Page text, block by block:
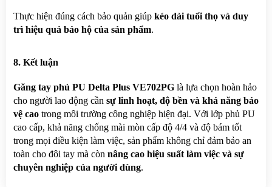
Thực hiện đúng cách bảo quản giúp kéo dài tuổi thọ và duy
trì hiệu quả bảo hộ của sản phẩm.
8. Kết luận
Găng tay phủ PU Delta Plus VE702PG là lựa chọn hoàn hảo
cho người lao động cần sự linh hoạt, độ bền và khả năng bảo
vệ cao trong môi trường công nghiệp hiện đại. Với lớp phủ PU
cao cấp, khả năng chống mài mòn cấp độ 4/4 và độ bám tốt
trong mọi điều kiện làm việc, sản phẩm không chỉ đảm bảo an
toàn cho đôi tay mà còn nâng cao hiệu suất làm việc và sự
chuyên nghiệp của người dùng.